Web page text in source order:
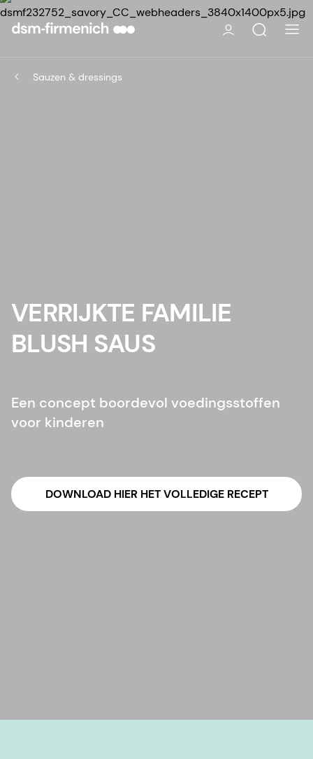
Sauzen & dressings
VERRIJKTE FAMILIE
BLUSH SAUS
Een concept boordevol voedingsstoffen
voor kinderen
DOWNLOAD HIER HET VOLLEDIGE RECEPT